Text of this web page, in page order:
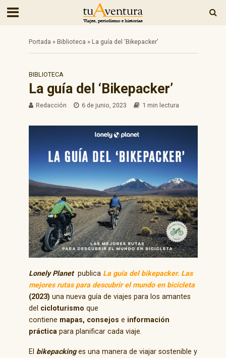
Portada » Biblioteca » La guía del ‘Bikepacker’
BIBLIOTECA
La guía del ‘Bikepacker’
Redacción 6 de junio, 2023 1 min lectura
Lonely Planet publica La guía del bikepacker. Las
mejores rutas para descubrir el mundo en bicicleta
(2023) una nueva guía de viajes para los amantes
del cicloturismo que
contiene mapas, consejos e información
práctica para planificar cada viaje.
El bikepackinges una manera de viajar sostenible y